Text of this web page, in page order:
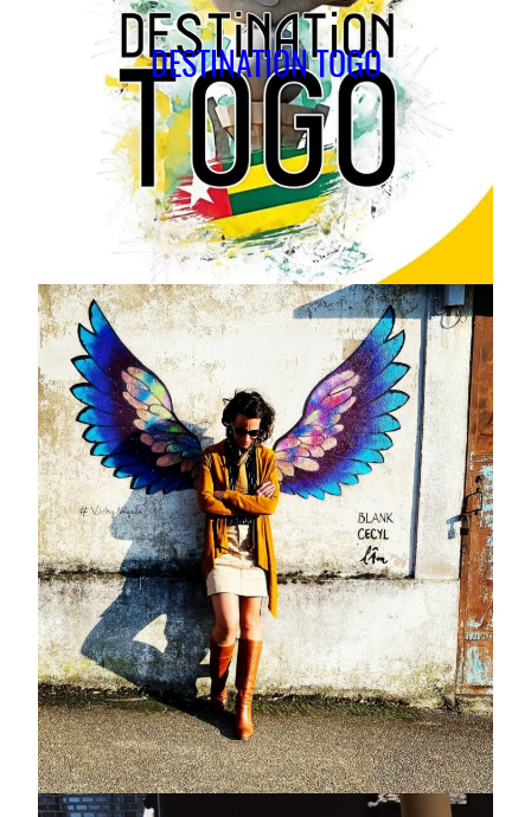
DESTINATION TOGO